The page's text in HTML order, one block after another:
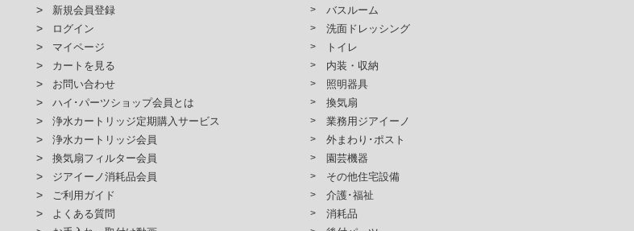
新規会員登録
ログイン
マイページ
カートを見る
お問い合わせ
ハイ･パーツショップ会員とは
浄水カートリッジ定期購入サービス
浄水カートリッジ会員
換気扇フィルター会員
ジアイーノ消耗品会員
ご利用ガイド
よくある質問
バスルーム
洗面ドレッシング
トイレ
内装・収納
照明器具
換気扇
業務用ジアイーノ
外まわり･ポスト
園芸機器
その他住宅設備
介護･福祉
消耗品